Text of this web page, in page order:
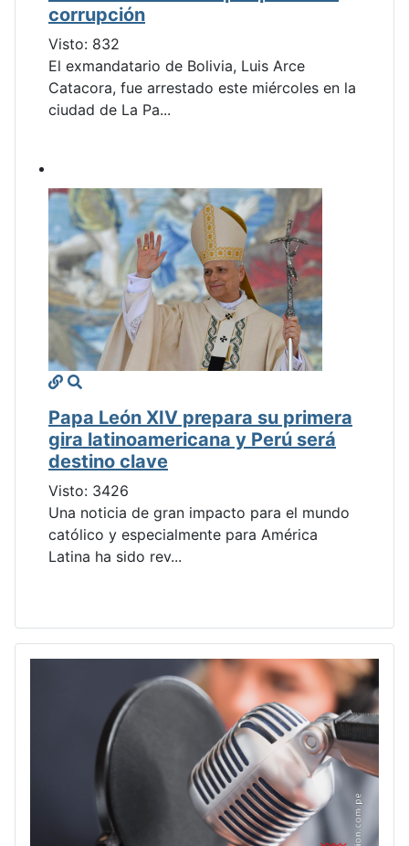
corrupción
Visto: 832
El exmandatario de Bolivia, Luis Arce
Catacora, fue arrestado este miércoles en la
ciudad de La Pa...
Papa León XIV prepara su primera
gira latinoamericana y Perú será
destino clave
Visto: 3426
Una noticia de gran impacto para el mundo
católico y especialmente para América
Latina ha sido rev...